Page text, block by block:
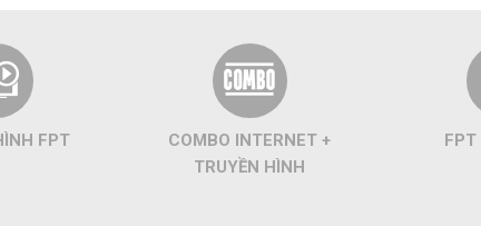
FPT
COMBO INTERNET +
TRUYỀN HÌNH
FPT